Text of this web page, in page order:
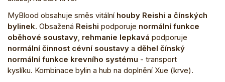
MyBlood obsahuje směs vitální houby Reishi a čínských
bylinek. Obsažená Reishi podporuje normální funkce
oběhové soustavy, rehmanie lepkavá podporuje
normální činnost cévní soustavy a děhel čínský
normální funkce krevního systému - transport
kyslíku. Kombinace bylin a hub na doplnění Xue (krve).